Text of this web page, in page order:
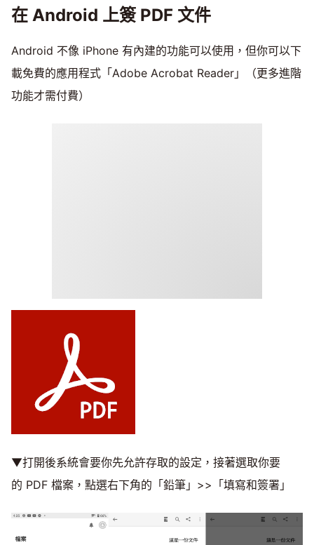
在 Android 上簽 PDF 文件
Android 不像 iPhone 有內建的功能可以使用，但你可以下
載免費的應用程式「Adobe Acrobat Reader」（更多進階
功能才需付費）
▼打開後系統會要你先允許存取的設定，接著選取你要
的 PDF 檔案，點選右下角的「鉛筆」>>「填寫和簽署」